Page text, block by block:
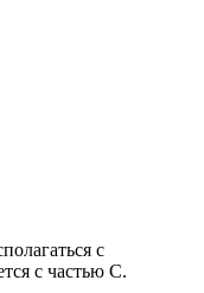
с
с частью С.